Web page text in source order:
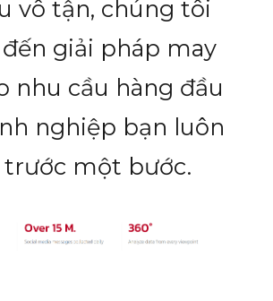
giải pháp may
nhu cầu hàng đầu
nghiệp bạn luôn
trước một bước.